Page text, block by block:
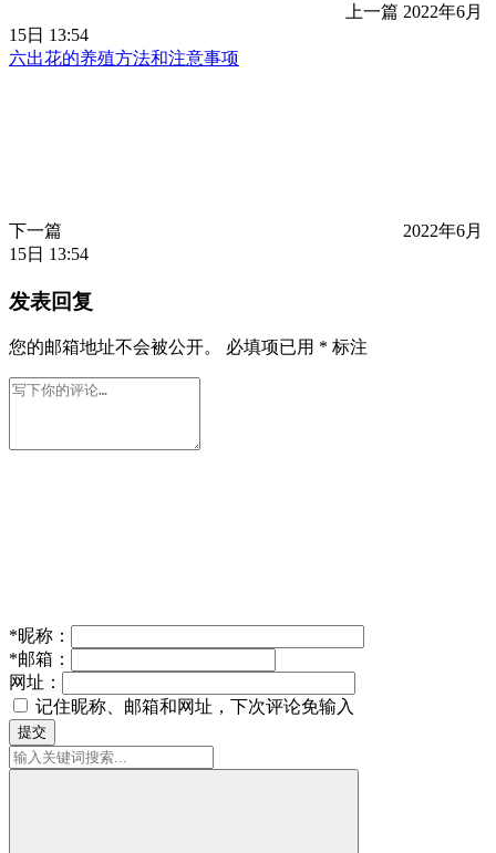
上一篇 2022年6月
15日 13:54
六出花的养殖方法和注意事项
下一篇
2022年6月
15日 13:54
发表回复
您的邮箱地址不会被公开。 必填项已用 * 标注
*昵称：
*邮箱：
网址：
记住昵称、邮箱和网址，下次评论免输入
提交